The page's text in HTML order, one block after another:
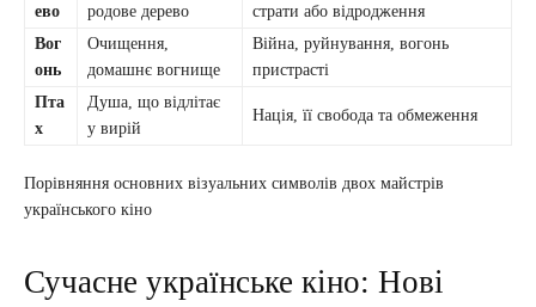
ево
родове дерево
страти або відродження
Вог
онь
Очищення,
домашнє вогнище
Війна, руйнування, вогонь
пристрасті
Пта
х
Душа, що відлітає
у вирій
Нація, її свобода та обмеження
Порівняння основних візуальних символів двох майстрів
українського кіно
Сучасне українське кіно: Нові